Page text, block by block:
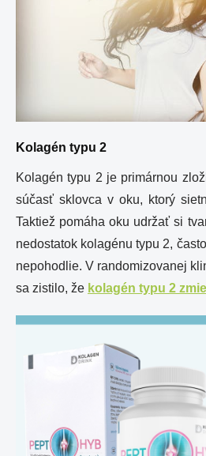
Kolagén typu 2
Kolagén typu 2 je primárnou
súčasť sklovca v oku, ktorý
Taktiež pomáha oku udržať si
nedostatok kolagénu typu 2,
nepohodlie. V randomizovanej
sa zistilo, že kolagén typu 2